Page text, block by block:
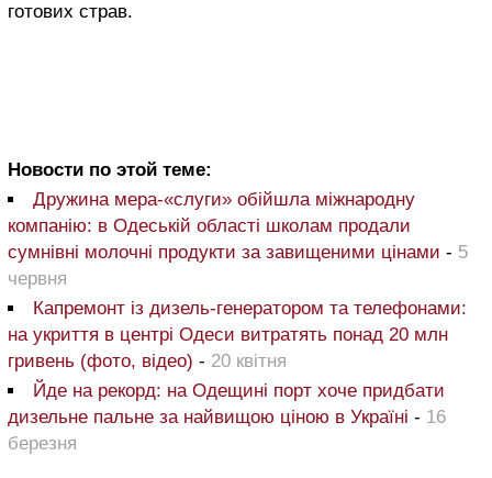
готових страв.
Новости по этой теме:
Дружина мера-«слуги» обійшла міжнародну
компанію: в Одеській області школам продали
сумнівні молочні продукти за завищеними цінами - 5
червня
Капремонт із дизель-генератором та телефонами:
на укриття в центрі Одеси витратять понад 20 млн
гривень (фото, відео) - 20 квітня
Йде на рекорд: на Одещині порт хоче придбати
дизельне пальне за найвищою ціною в Україні - 16
березня